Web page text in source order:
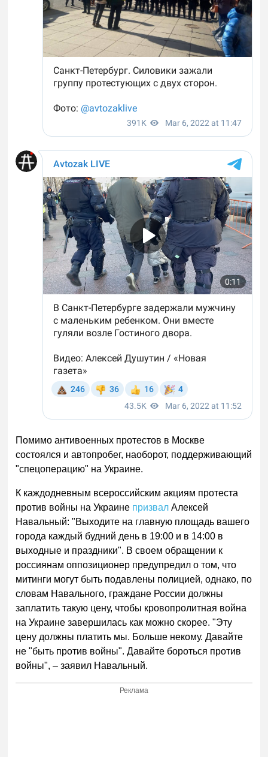
Помимо антивоенных протестов в Москве
состоялся и автопробег, наоборот, поддерживающий
"спецоперацию" на Украине.
К каждодневным всероссийским акциям протеста
против войны на Украине призвал Алексей
Навальный: "Выходите на главную площадь вашего
города каждый будний день в 19:00 и в 14:00 в
выходные и праздники". В своем обращении к
россиянам оппозиционер предупредил о том, что
митинги могут быть подавлены полицией, однако, по
словам Навального, граждане России должны
заплатить такую цену, чтобы кровопролитная война
на Украине завершилась как можно скорее. "Эту
цену должны платить мы. Больше некому. Давайте
не "быть против войны". Давайте бороться против
войны", – заявил Навальный.
Реклама